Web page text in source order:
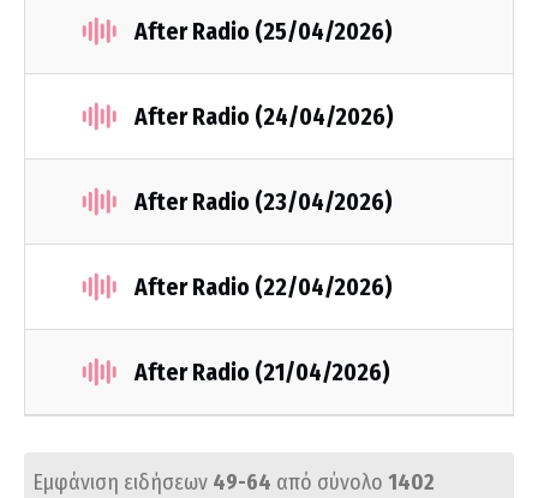
After Radio (25/04/2026)
After Radio (24/04/2026)
After Radio (23/04/2026)
After Radio (22/04/2026)
After Radio (21/04/2026)
Εμφάνιση ειδήσεων 49-64 από σύνολο 1402